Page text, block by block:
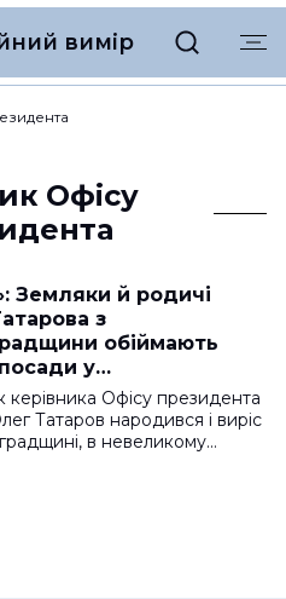
вимір
Офісу
Земляки й родичі
з
обіймають
посади у
органах
керівника Офісу президента
Татаров народився і виріс
в невеликому…